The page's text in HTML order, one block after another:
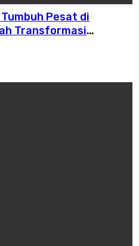
Pesat di
Transformasi